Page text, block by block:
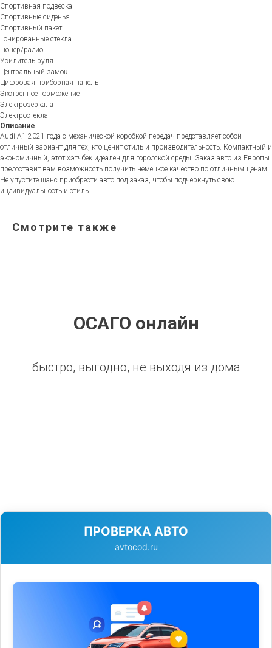
Спортивная подвеска
Спортивные сиденья
Спортивный пакет
Тонированные стекла
Тюнер/радио
Усилитель руля
Центральный замок
Цифровая приборная панель
Экстренное торможение
Электрозеркала
Электростекла
Описание
Audi A1 2021 года с механической коробкой передач представляет собой
отличный вариант для тех, кто ценит стиль и производительность. Компактный и
экономичный, этот хэтчбек идеален для городской среды. Заказ авто из Европы
предоставит вам возможность получить немецкое качество по отличным ценам.
Не упустите шанс приобрести авто под заказ, чтобы подчеркнуть свою
индивидуальность и стиль.
Смотрите также
ОСАГО онлайн
быстро, выгодно, не выходя из дома
ПРОВЕРКА АВТО
avtocod.ru